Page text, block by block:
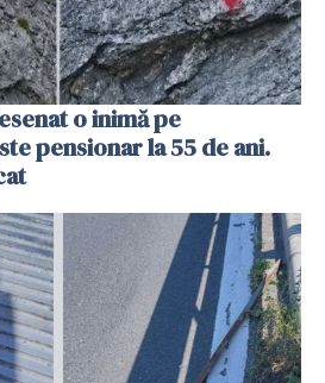
o inimă pe
pensionar la 55 de ani.